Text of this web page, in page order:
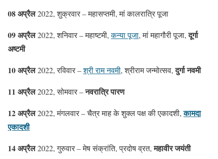
08 अप्रैल2022, शुक्रवार – महासप्तमी, मां कालरात्रि पूजा
09 अप्रैल2022, शनिवार – महाष्टमी,कन्या पूजा, मां महागौरी पूजा,दूर्गा
अष्टमी
10 अप्रैल2022, रविवार –श्री राम नवमी, श्रीराम जन्मोत्सव,दुर्गा नवमी
11 अप्रैल2022, सोमवार –नवरात्रि पारण
12 अप्रैल2022, मंगलवार – चैत्र माह के शुक्ल पक्ष की एकादशी,कामदा
एकादशी
14 अप्रैल2022, गुरुवार – मेष संक्रांति, प्रदोष व्रत,महावीर जयंती